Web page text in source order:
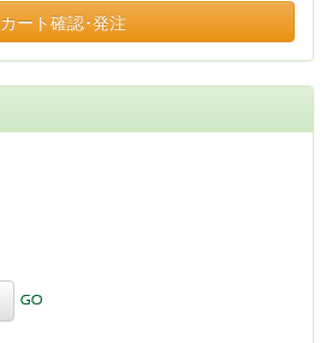
カート確認･発注